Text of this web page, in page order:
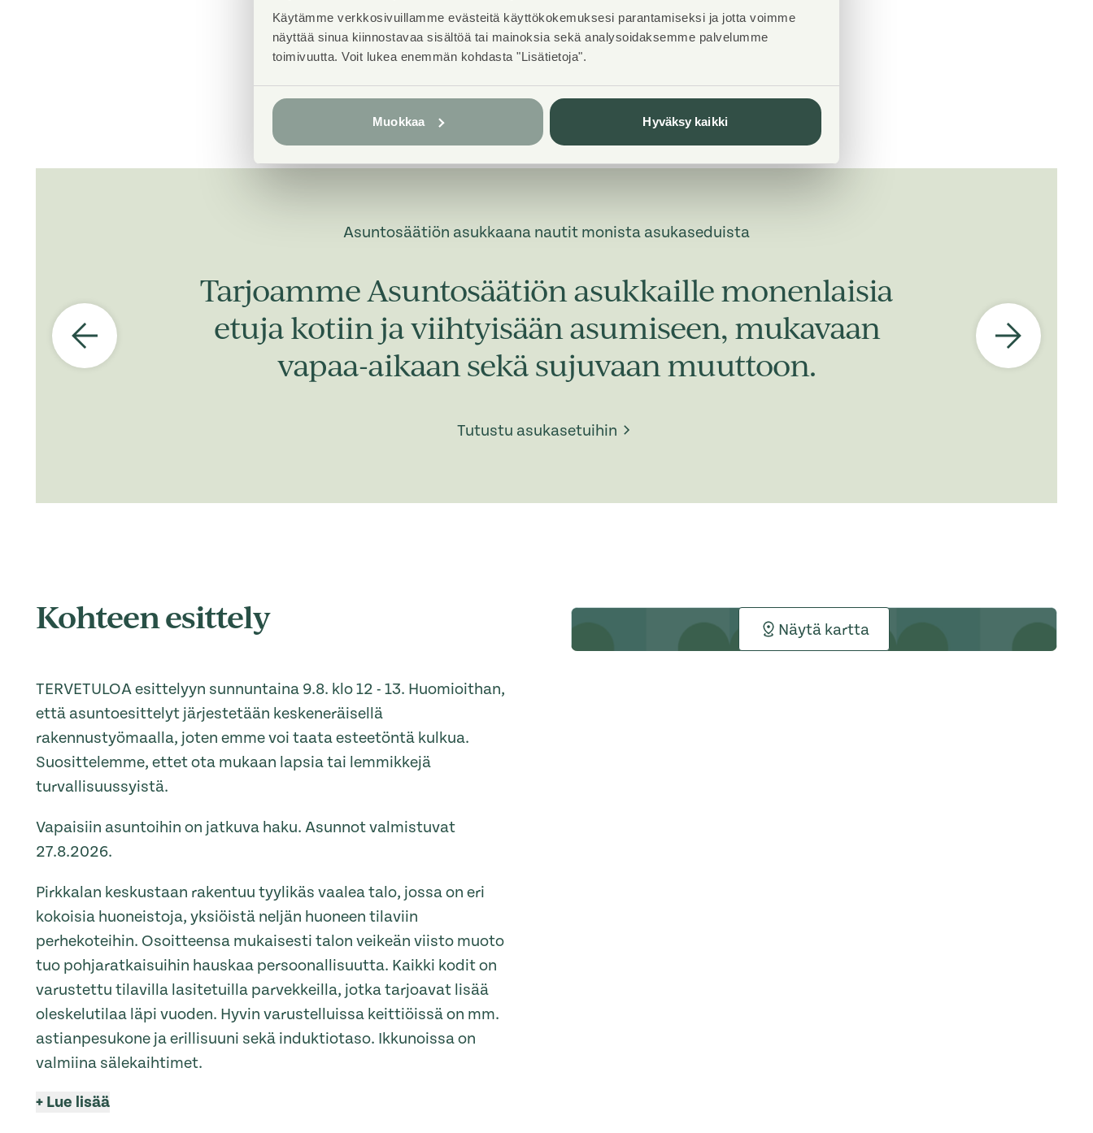
Käytämme verkkosivuillamme evästeitä käyttökokemuksesi parantamiseksi ja jotta voimme
näyttää sinua kiinnostavaa sisältöä tai mainoksia sekä analysoidaksemme palvelumme
toimivuutta. Voit lukea enemmän kohdasta "Lisätietoja".
Muokkaa Hyväksy kaikki
Lemmikit
Sallittu
Asuntosäätiön asukkaana nautit monista asukaseduista
Tarjoamme Asuntosäätiön asukkaille monenlaisia
etuja kotiin ja viihtyisään asumiseen, mukavaan
vapaa-aikaan sekä sujuvaan muuttoon.
Tutustu asukasetuihin
Kohteen esittely
TERVETULOA esittelyyn sunnuntaina 9.8. klo 12 - 13. Huomioithan,
että asuntoesittelyt järjestetään keskeneräisellä
rakennustyömaalla, joten emme voi taata esteetöntä kulkua.
Suosittelemme, ettet ota mukaan lapsia tai lemmikkejä
turvallisuussyistä.
Vapaisiin asuntoihin on jatkuva haku. Asunnot valmistuvat
27.8.2026.
Pirkkalan keskustaan rakentuu tyylikäs vaalea talo, jossa on eri
kokoisia huoneistoja, yksiöistä neljän huoneen tilaviin
perhekoteihin. Osoitteensa mukaisesti talon veikeän viisto muoto
tuo pohjaratkaisuihin hauskaa persoonallisuutta. Kaikki kodit on
varustettu tilavilla lasitetuilla parvekkeilla, jotka tarjoavat lisää
oleskelutilaa läpi vuoden. Hyvin varustelluissa keittiöissä on mm.
astianpesukone ja erillisuuni sekä induktiotaso. Ikkunoissa on
valmiina sälekaihtimet.
+ Lue lisää
Näytä kartta